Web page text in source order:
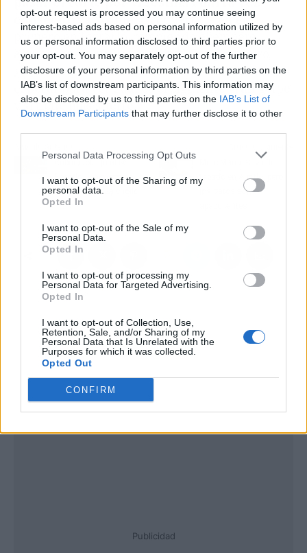
opt-out request is processed you may continue seeing
interest-based ads based on personal information utilized by
us or personal information disclosed to third parties prior to
your opt-out. You may separately opt-out of the further
disclosure of your personal information by third parties on the
IAB’s list of downstream participants. This information may
also be disclosed by us to third parties on the IAB’s List of
Downstream Participants that may further disclose it to other
Personal Data Processing Opt Outs
I want to opt-out of the Sharing of my
personal data.
Opted In
I want to opt-out of the Sale of my
Personal Data.
Opted In
I want to opt-out of processing my
Personal Data for Targeted Advertising.
Opted In
I want to opt-out of Collection, Use,
Retention, Sale, and/or Sharing of my
Personal Data that Is Unrelated with the
Purposes for which it was collected.
Opted Out
CONFIRM
consecutiva, lo que lo convertiría en el
primero en lograrlo, rompiendo el empate
actual con Gary Player y Fred Couples. Pero,
¿Qué pasará conJon Rham? Tendremos que
esperar para ver cuál es el siguiente gran golpe
y si tiene más suerte.
Barcelona a moverse
rápido: cláusula chollo
tapado en Austin: pero
los datos son
Publicidad